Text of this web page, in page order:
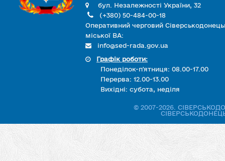
бул. Незалежності України, 32
(+380) 50-484-00-18
Оперативний черговий
міської ВА:
info@sed-rada.gov.ua
Графік роботи:
Понеділок-п'ятниця: 08.00-17.00
Перерва: 12.00-13.00
Вихідні: субота, неділя
© 2007-2026.